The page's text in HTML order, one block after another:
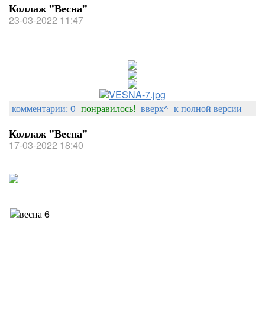
Коллаж "Весна"
23-03-2022 11:47
комментарии: 0 понравилось! вверх^ к полной версии
Коллаж "Весна"
17-03-2022 18:40